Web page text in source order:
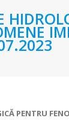
PENTRU